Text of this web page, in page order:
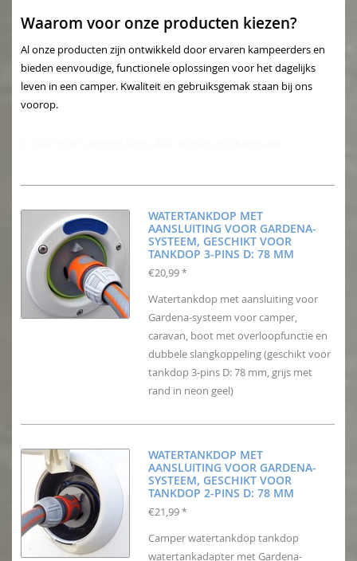
Waarom voor onze producten kiezen?
Al onze producten zijn ontwikkeld door ervaren kampeerders en
bieden eenvoudige, functionele oplossingen voor het dagelijks
leven in een camper. Kwaliteit en gebruiksgemak staan bij ons
voorop.
WATERTANKDOP MET
AANSLUITING VOOR GARDENA-
SYSTEEM, GESCHIKT VOOR
TANKDOP 3-PINS D: 78 MM
€20,99 *
Watertankdop met aansluiting voor
Gardena-systeem voor camper,
caravan, boot met overloopfunctie en
dubbele slangkoppeling (geschikt voor
tankdop 3-pins D: 78 mm, grijs met
rand in neon geel)
WATERTANKDOP MET
AANSLUITING VOOR GARDENA-
SYSTEEM, GESCHIKT VOOR
TANKDOP 2-PINS D: 78 MM
€21,99 *
Camper watertankdop tankdop
watertankadapter met Gardena-